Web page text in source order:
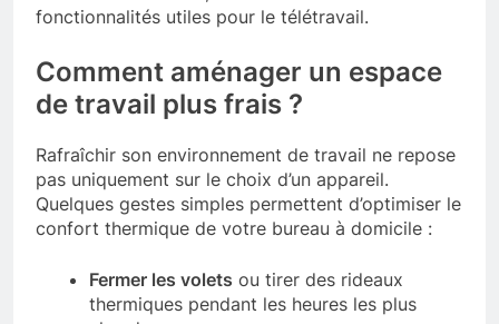
fonctionnalités utiles pour le télétravail.
Comment aménager un espace
de travail plus frais ?
Rafraîchir son environnement de travail ne repose
pas uniquement sur le choix d’un appareil.
Quelques gestes simples permettent d’optimiser le
confort thermique de votre bureau à domicile :
Fermer les volets ou tirer des rideaux
thermiques pendant les heures les plus